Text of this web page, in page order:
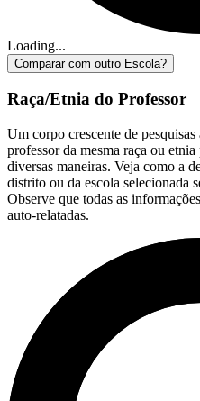
Loading...
Comparar com outro Escola?
Raça/Etnia do Professor
Um corpo crescente de
professor da mesma raça ou
diversas maneiras. Veja como a
distrito ou da escola selecionada
Observe que todas as
auto-relatadas.